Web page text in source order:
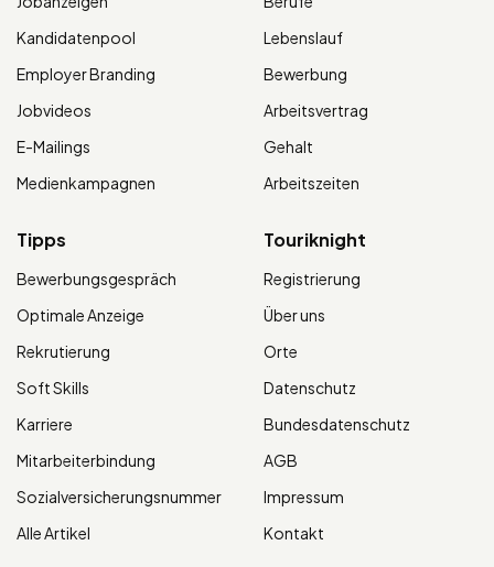
Kandidatenpool
Employer Branding
Jobvideos
E-Mailings
Medienkampagnen
Lebenslauf
Bewerbung
Arbeitsvertrag
Gehalt
Arbeitszeiten
Tipps
Bewerbungsgespräch
Optimale Anzeige
Rekrutierung
Soft Skills
Karriere
Mitarbeiterbindung
Sozialversicherungsnummer
Alle Artikel
Touriknight
Registrierung
Über uns
Orte
Datenschutz
Bundesdatenschutz
AGB
Impressum
Kontakt